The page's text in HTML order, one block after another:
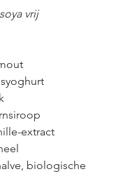
vrij
extract
biologische